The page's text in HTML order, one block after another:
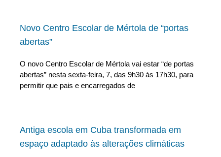
Novo Centro Escolar de Mértola de “portas
abertas”
O novo Centro Escolar de Mértola vai estar “de portas
abertas” nesta sexta-feira, 7, das 9h30 às 17h30, para
permitir que pais e encarregados de
Antiga escola em Cuba transformada em
espaço adaptado às alterações climáticas